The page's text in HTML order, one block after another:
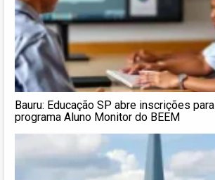
Bauru: Educação SP abre inscrições
programa Aluno Monitor do BEEM